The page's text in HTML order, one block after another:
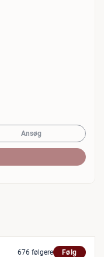
Ansøg
676 følgere Følg